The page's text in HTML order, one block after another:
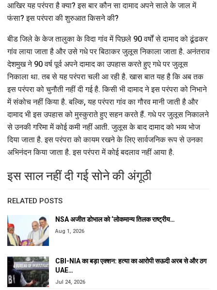
आखिर यह परंपरा है क्या? इस बार कौन सा दामाद अपने साले के जाल में
फंसा? इस परंपरा की शुरुआत किसने की?
बीड जिले के केज तालुका के विदा गांव में पिछले 90 वर्षों से दामाद को ढूंढकर
गांव लाया जाता है और उसे गधे पर बिठाकर जुलूस निकाला जाता है. अनंतराव
देशमुख ने 90 वर्ष पूर्व अपने दामाद का उपहास करते हुए गधे पर जुलूस
निकाला था. तब से यह परंपरा चली आ रही है. खास बात यह है कि अब तक
इस परंपरा को चुनौती नहीं दी गई है. किसी भी दामाद ने इस परंपरा को निभाने
में संकोच नहीं किया है. बल्कि, यह परंपरा गांव का गौरव मानी जाती है और
दामाद भी इस उपहास को मुस्कुराते हुए सहन करते हैं. गधे पर जुलूस निकालने
से उनकी गरिमा में कोई कमी नहीं आती. जुलूस के बाद दामाद को भव्य भोज
दिया जाता है. इस परंपरा को कायम रखने के लिए सार्वजनिक रूप से उनका
अभिनंदन किया जाता है. इस परंपरा में कोई बदलाव नहीं आया है.
इस साल नहीं दी गई सोने की अंगूठी
RELATED POSTS
NSA अजीत डोभाल को ‘लोकमान्य तिलक राष्ट्रीय…
Aug 1, 2026
CBI-NIA का बड़ा एक्शन: हत्या का आरोपी सऊदी अरब से और ठग
UAE…
Jul 24, 2026